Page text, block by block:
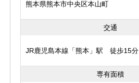
熊本県熊本市中央区本山町
交通
JR鹿児島本線「熊本」駅 徒歩15分
専有面積